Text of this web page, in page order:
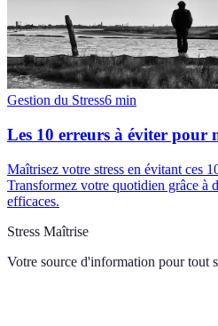
Gestion du Stress6 min
Les 10 erreurs à éviter pour
Maîtrisez votre stress en évitant ces
Transformez votre quotidien grâce à
efficaces.
Stress Maîtrise
Votre source d'information pour tout